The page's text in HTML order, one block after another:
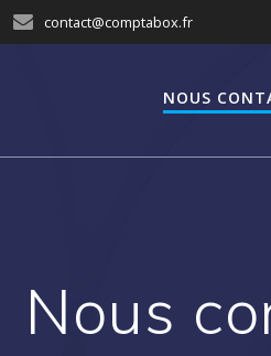
contact@comptabox.fr
NOUS
Nous